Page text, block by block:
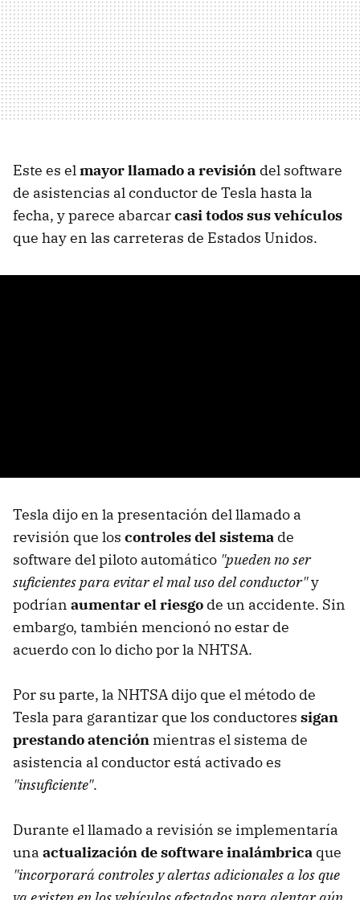
Este es elmayor llamado a revisión del software
de asistencias al conductor de Tesla hasta la
fecha, y parece abarcarcasi todos sus vehículos
que hay en las carreteras de Estados Unidos.
Tesla dijo en la presentación del llamado a
revisión que los controles del sistema de
software del piloto automático "pueden no ser
suficientes para evitar el mal uso del conductor"y
podrían aumentar el riesgo de un accidente. Sin
embargo, también mencionó no estar de
acuerdo con lo dicho por la NHTSA.
Por su parte, la NHTSA dijo que el método de
Tesla para garantizar que los conductores sigan
prestando atención mientras el sistema de
asistencia al conductor está activado es
"insuficiente".
Durante el llamado a revisión se implementaría
una actualización de software inalámbrica que
"incorporará controles y alertas adicionales a los que